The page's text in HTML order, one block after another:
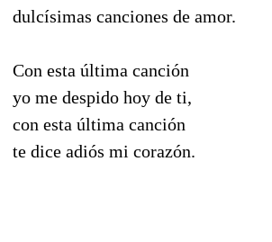
dulcísimas canciones de amor.
Con esta última canción
yo me despido hoy de ti,
con esta última canción
te dice adiós mi corazón.